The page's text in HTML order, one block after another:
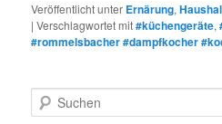
Veröffentlicht unter Ernärung,
|Verschlagwortet mit#küchengeräte,
#rommelsbacher #dampfkocher
u